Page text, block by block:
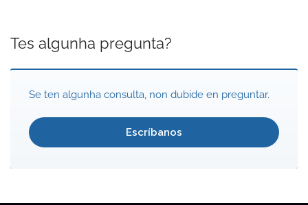
Tes algunha pregunta?
Se ten algunha consulta, non dubide en preguntar.
Escríbanos